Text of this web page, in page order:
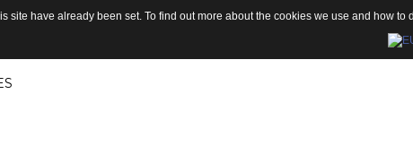
have already been set. To find out more about the cookies we use and how to